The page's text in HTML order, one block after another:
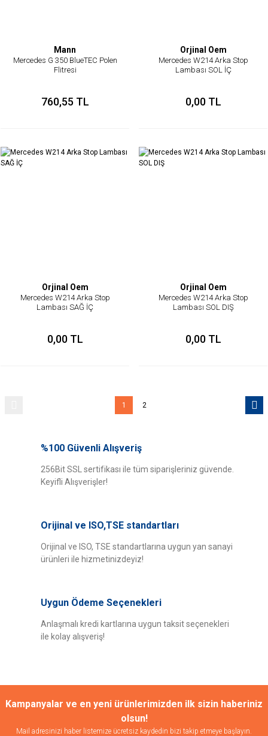
Mann
Mercedes G 350 BlueTEC Polen
Flitresi
760,55 TL
Orjinal Oem
Mercedes W214 Arka Stop
Lambası SOL İÇ
0,00 TL
Orjinal Oem
Mercedes W214 Arka Stop
Lambası SAĞ İÇ
0,00 TL
Orjinal Oem
Mercedes W214 Arka Stop
Lambası SOL DIŞ
0,00 TL
1 2
%100 Güvenli Alışveriş
256Bit SSL sertifikası ile tüm siparişleriniz güvende.
Keyifli Alışverişler!
Orijinal ve ISO,TSE standartları
Orijinal ve ISO, TSE standartlarına uygun yan sanayi
ürünleri ile hizmetinizdeyiz!
Uygun Ödeme Seçenekleri
Anlaşmalı kredi kartlarına uygun taksit seçenekleri
ile kolay alışveriş!
Kampanyalar ve en yeni ürünlerimizden ilk sizin haberiniz
olsun!
Mail adresinizi haber listemize ücretsiz kaydedin bizi takip etmeye başlayın.